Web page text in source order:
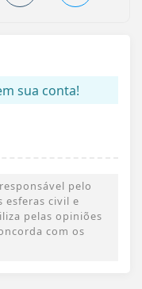
sua conta!
pelo
esferas civil e
pelas opiniões
com os